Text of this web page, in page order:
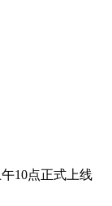
10点正式上线